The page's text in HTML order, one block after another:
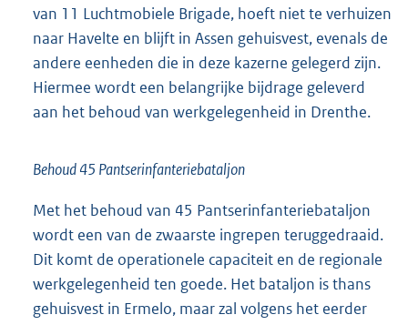
van 11 Luchtmobiele Brigade, hoeft niet te verhuizen
naar Havelte en blijft in Assen gehuisvest, evenals de
andere eenheden die in deze kazerne gelegerd zijn.
Hiermee wordt een belangrijke bijdrage geleverd
aan het behoud van werkgelegenheid in Drenthe.
Behoud 45 Pantserinfanteriebataljon
Met het behoud van 45 Pantserinfanteriebataljon
wordt een van de zwaarste ingrepen teruggedraaid.
Dit komt de operationele capaciteit en de regionale
werkgelegenheid ten goede. Het bataljon is thans
gehuisvest in Ermelo, maar zal volgens het eerder